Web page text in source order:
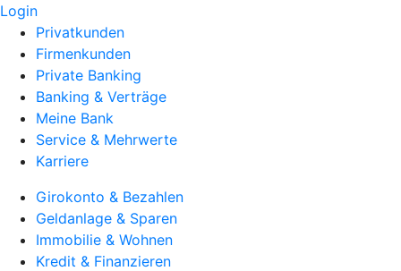
Login
Privatkunden
Firmenkunden
Private Banking
Banking & Verträge
Meine Bank
Service & Mehrwerte
Karriere
Girokonto & Bezahlen
Geldanlage & Sparen
Immobilie & Wohnen
Kredit & Finanzieren